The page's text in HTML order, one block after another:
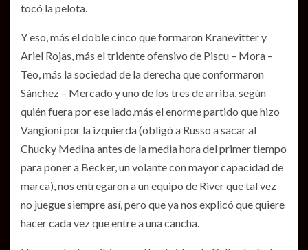
tocó la pelota.
Y eso, más el doble cinco que formaron Kranevitter y
Ariel Rojas, más el tridente ofensivo de Piscu – Mora –
Teo, más la sociedad de la derecha que conformaron
Sánchez – Mercado y uno de los tres de arriba, según
quién fuera por ese lado,más el enorme partido que hizo
Vangioni por la izquierda (obligó a Russo a sacar al
Chucky Medina antes de la media hora del primer tiempo
para poner a Becker, un volante con mayor capacidad de
marca), nos entregaron a un equipo de River que tal vez
no juegue siempre así, pero que ya nos explicó que quiere
hacer cada vez que entre a una cancha.